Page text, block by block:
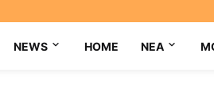
NEWS HOME NEA